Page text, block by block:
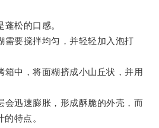
松的口感。
要搅拌均匀，并轻轻加入泡打
中，将面糊挤成小山丘状，并用
迅速膨胀，形成酥脆的外壳，而
特点。